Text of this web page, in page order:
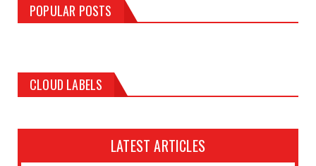
POPULAR POSTS
CLOUD LABELS
LATEST ARTICLES